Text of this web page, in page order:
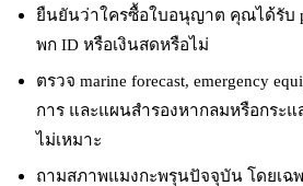
ยืนยันว่าใครซื้อใบอนุญาต คุณได้รับ
พก ID หรือเงินสดหรือไม่
ตรวจ marine forecast, emergency
การ และแผนสำรองหากลมหรือกระแ
ไม่เหมาะ
ถามสภาพแมงกะพรุนปัจจุบัน โดยเฉ